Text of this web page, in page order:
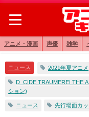
アニメ・漫画 声優 雑学
ニュース 2021年夏アニメ
D_CIDE TRAUMEREI THE
ション)
ニュース 先行場面カッ